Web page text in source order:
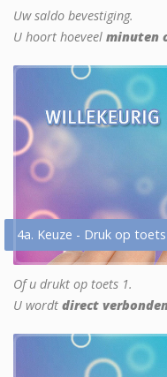
Uw saldo bevestiging.
U hoort hoeveel minuten
4a. Keuze - Druk op
Of u drukt op toets 1.
U wordt direct